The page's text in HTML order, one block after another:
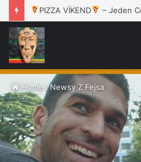
Jano dał nam „Drugą szansę”!
Home/Newsy Z Fejsa